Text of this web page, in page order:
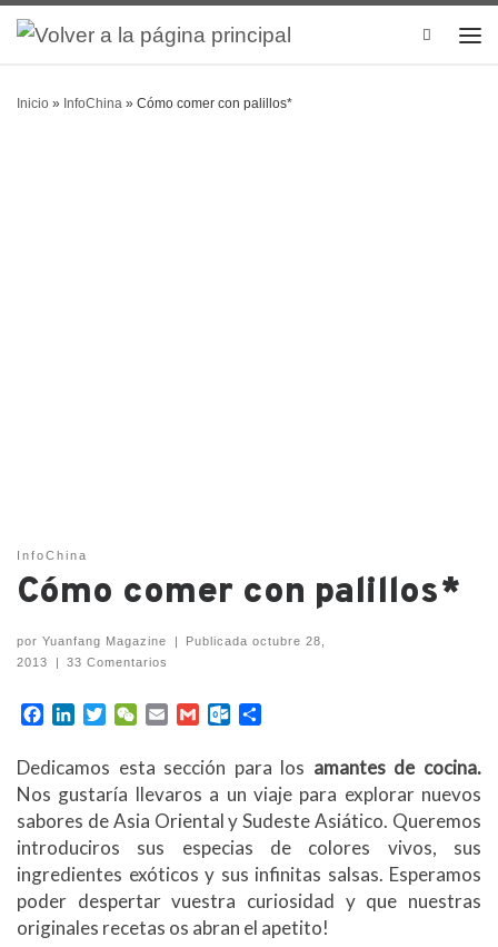
Search
Inicio » InfoChina » Cómo comer con palillos*
InfoChina
Cómo comer con palillos*
por Yuanfang Magazine Publicadaoctubre 28,
2013
33 Comentarios
c
e
b
o
o
k
k
e
d
I
n
t
t
e
r
W
C
h
a
t
i
l
G
a
i
l
O
o
o
k
.
o
m
p
a
r
i
Dedicamos esta sección para los amantes de cocina.
Nos gustaría llevaros a un viaje para explorar nuevos
sabores de Asia Oriental y Sudeste Asiático. Queremos
introduciros sus especias de colores vivos, sus
ingredientes exóticos y sus infinitas salsas. Esperamos
poder despertar vuestra curiosidad y que nuestras
originales recetas os abran el apetito!